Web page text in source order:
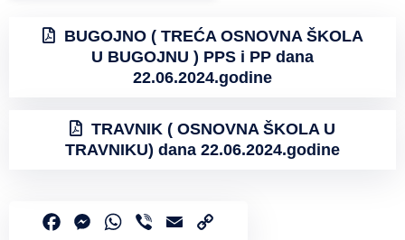
BUGOJNO ( TREĆA OSNOVNA ŠKOLA
U BUGOJNU ) PPS i PP dana
22.06.2024.godine
TRAVNIK ( OSNOVNA ŠKOLA U
TRAVNIKU) dana 22.06.2024.godine
FacebookMessenger
WhatsApp
Viber Email